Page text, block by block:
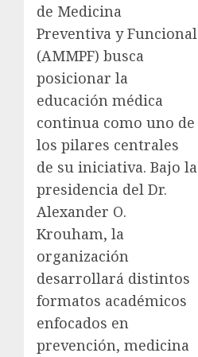
de Medicina
Preventiva y Funcional
(AMMPF) busca
posicionar la
educación médica
continua como uno de
los pilares centrales
de su iniciativa. Bajo la
presidencia del Dr.
Alexander O.
Krouham, la
organización
desarrollará distintos
formatos académicos
enfocados en
prevención, medicina